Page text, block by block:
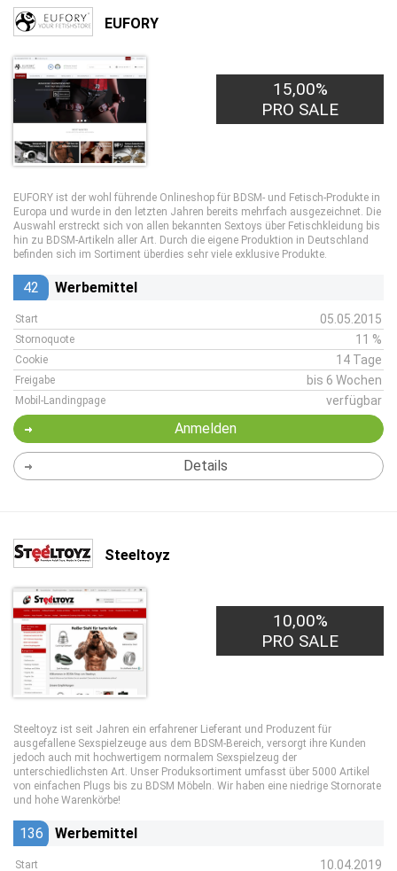
EUFORY
15,00%
PRO SALE
EUFORY ist der wohl führende Onlineshop für BDSM- und Fetisch-Produkte in
Europa und wurde in den letzten Jahren bereits mehrfach ausgezeichnet. Die
Auswahl erstreckt sich von allen bekannten Sextoys über Fetischkleidung bis
hin zu BDSM-Artikeln aller Art. Durch die eigene Produktion in Deutschland
befinden sich im Sortiment überdies sehr viele exklusive Produkte.
42 Werbemittel
Start 05.05.2015
Stornoquote 11 %
Cookie 14 Tage
Freigabe bis 6 Wochen
Mobil-Landingpage verfügbar
Anmelden
Details
Steeltoyz
10,00%
PRO SALE
Steeltoyz ist seit Jahren ein erfahrener Lieferant und Produzent für
ausgefallene Sexspielzeuge aus dem BDSM-Bereich, versorgt ihre Kunden
jedoch auch mit hochwertigem normalem Sexspielzeug der
unterschiedlichsten Art. Unser Produksortiment umfasst über 5000 Artikel
von einfachen Plugs bis zu BDSM Möbeln. Wir haben eine niedrige Stornorate
und hohe Warenkörbe!
136 Werbemittel
Start 10.04.2019